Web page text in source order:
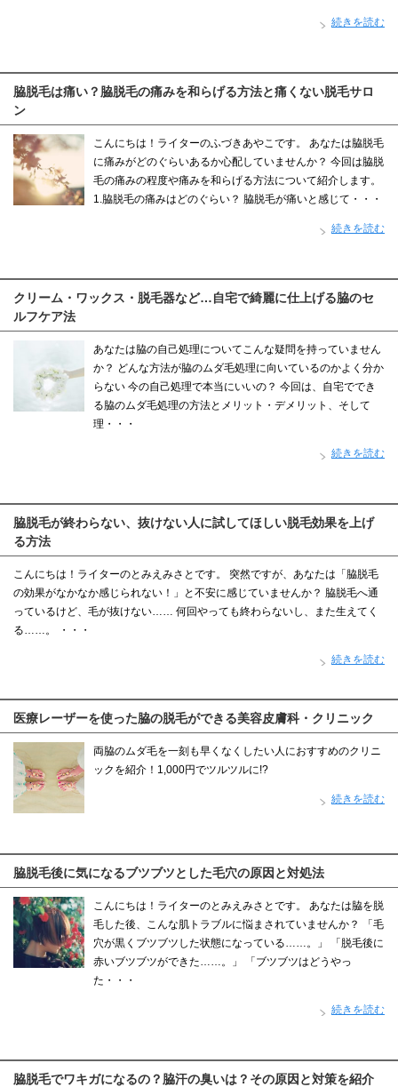
続きを読む
脇脱毛は痛い？脇脱毛の痛みを和らげる方法と痛くない脱毛サロ
ン
こんにちは！ライターのふづきあやこです。 あなたは脇脱毛
に痛みがどのぐらいあるか心配していませんか？ 今回は脇脱
毛の痛みの程度や痛みを和らげる方法について紹介します。
1.脇脱毛の痛みはどのぐらい？ 脇脱毛が痛いと感じて・・・
続きを読む
クリーム・ワックス・脱毛器など…自宅で綺麗に仕上げる脇のセ
ルフケア法
あなたは脇の自己処理についてこんな疑問を持っていません
か？ どんな方法が脇のムダ毛処理に向いているのかよく分か
らない 今の自己処理で本当にいいの？ 今回は、自宅ででき
る脇のムダ毛処理の方法とメリット・デメリット、そして
理・・・
続きを読む
脇脱毛が終わらない、抜けない人に試してほしい脱毛効果を上げ
る方法
こんにちは！ライターのとみえみさとです。 突然ですが、あなたは「脇脱毛
の効果がなかなか感じられない！」と不安に感じていませんか？ 脇脱毛へ通
っているけど、毛が抜けない…… 何回やっても終わらないし、また生えてく
る……。 ・・・
続きを読む
医療レーザーを使った脇の脱毛ができる美容皮膚科・クリニック
両脇のムダ毛を一刻も早くなくしたい人におすすめのクリニ
ックを紹介！1,000円でツルツルに!?
続きを読む
脇脱毛後に気になるブツブツとした毛穴の原因と対処法
こんにちは！ライターのとみえみさとです。 あなたは脇を脱
毛した後、こんな肌トラブルに悩まされていませんか？ 「毛
穴が黒くブツブツした状態になっている……。」 「脱毛後に
赤いブツブツができた……。」 「ブツブツはどうやっ
た・・・
続きを読む
脇脱毛でワキガになるの？脇汗の臭いは？その原因と対策を紹介